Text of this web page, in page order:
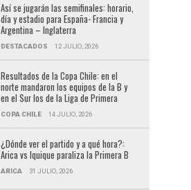
Así se jugarán las semifinales: horario,
día y estadio para España- Francia y
Argentina – Inglaterra
DESTACADOS 12 JULIO, 2026
Resultados de la Copa Chile: en el
norte mandaron los equipos de la B y
en el Sur los de la Liga de Primera
COPA CHILE 14 JULIO, 2026
¿Dónde ver el partido y a qué hora?:
Arica vs Iquique paraliza la Primera B
ARICA 31 JULIO, 2026